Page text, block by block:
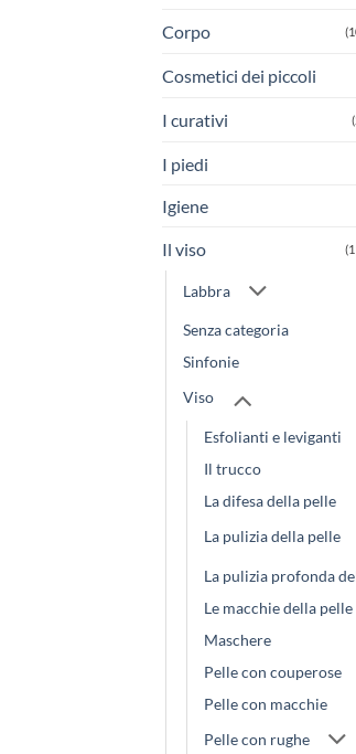
Corpo
Cosmetici dei piccoli
I curativi
I piedi
Igiene
Il viso
Labbra
Senza categoria
Sinfonie
Viso
Esfolianti e leviganti
Il trucco
La difesa della pelle
La pulizia della pelle
La pulizia profonda
Le macchie della pelle
Maschere
Pelle con couperose
Pelle con macchie
Pelle con rughe